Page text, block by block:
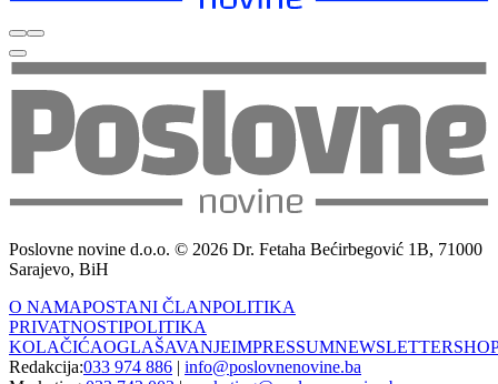
Poslovne novine d.o.o. © 2026 Dr. Fetaha Bećirbegović 1B, 71000
Sarajevo, BiH
O NAMAPOSTANI ČLANPOLITIKA
PRIVATNOSTIPOLITIKA
KOLAČIĆAOGLAŠAVANJEIMPRESSUMNEWSLETTER
Redakcija:033 974 886 | info@poslovnenovine.ba